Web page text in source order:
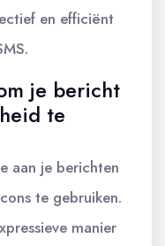
en efficiënt
je bericht
te
aan je berichten
te gebruiken.
manier